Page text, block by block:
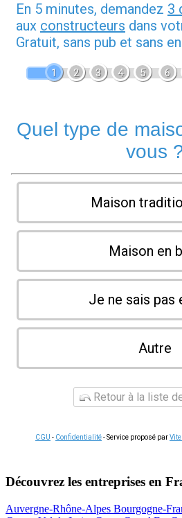
En 5 minutes, demandez 3
aux constructeurs dans
Gratuit, sans pub et sans
1 2 3 4 5 6
Quel type de
vous
Maison
Maison en
Je ne sais pas
Autre
Retour à la liste
CGU - Confidentialité- Service proposé par
Découvrez les entreprises en
Auvergne-Rhône-Alpes Bourgogne-